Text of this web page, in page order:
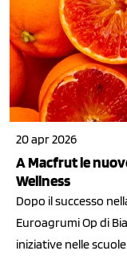
20 apr 2026
A Macfrut le
Wellness
Dopo il successo
Euroagrumi Op di
iniziative nelle